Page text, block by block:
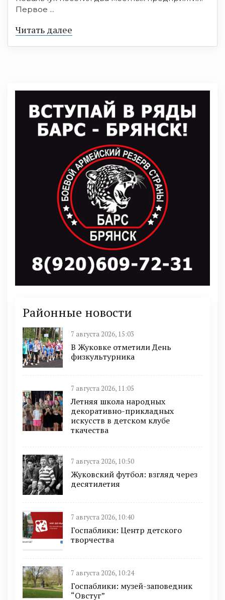
Первое ...
Читать далее
Районные новости
7 августа 2026, 15:03
В Жуковке отметили День
физкультурника
7 августа 2026, 11:05
Летняя школа народных
декоративно-прикладных
искусств в детском клубе
ткачества
7 августа 2026, 10:50
Жуковский футбол: взгляд через
десятилетия
7 августа 2026, 10:40
Госпаблики: Центр детского
творчества
7 августа 2026, 10:24
Госпаблики: музей-заповедник
“Овстуг”